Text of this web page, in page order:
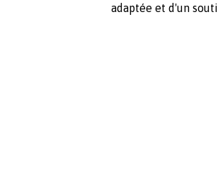
adaptée et d'un